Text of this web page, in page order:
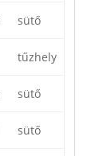
sütő
tűzhely
sütő
sütő